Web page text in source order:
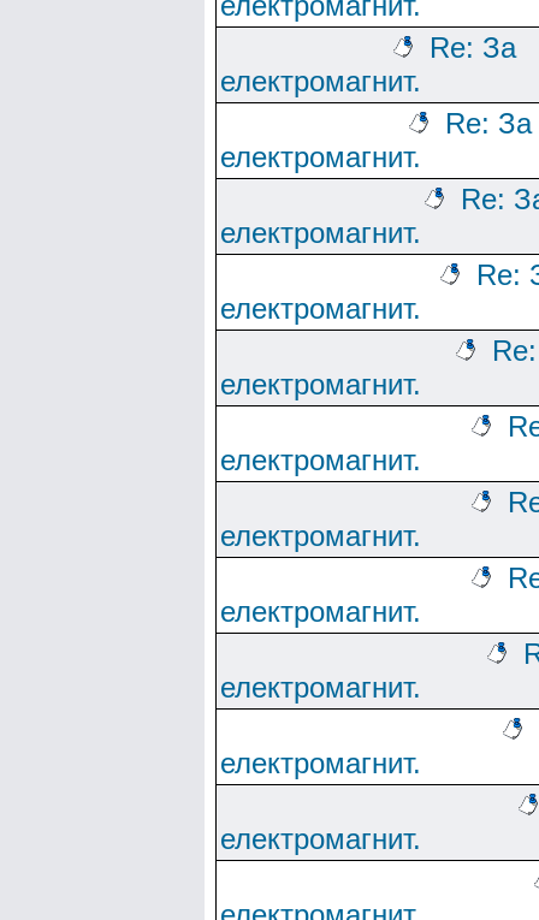
Re: За
електромагнит.
Re: За
електромагнит.
Re:
електромагнит.
Re:
електромагнит.
електромагнит.
електромагнит.
електромагнит.
електромагнит.
електромагнит.
електромагнит.
електромагнит.